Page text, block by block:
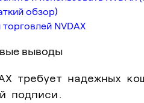
обзор)
NVDAX
выводы
требует надежных
подписи.